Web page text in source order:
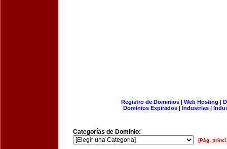
Registro de Dominios| Web Hosting |
Dominios Expirados | Industrias |
Categorías de Dominio:
[Pág.